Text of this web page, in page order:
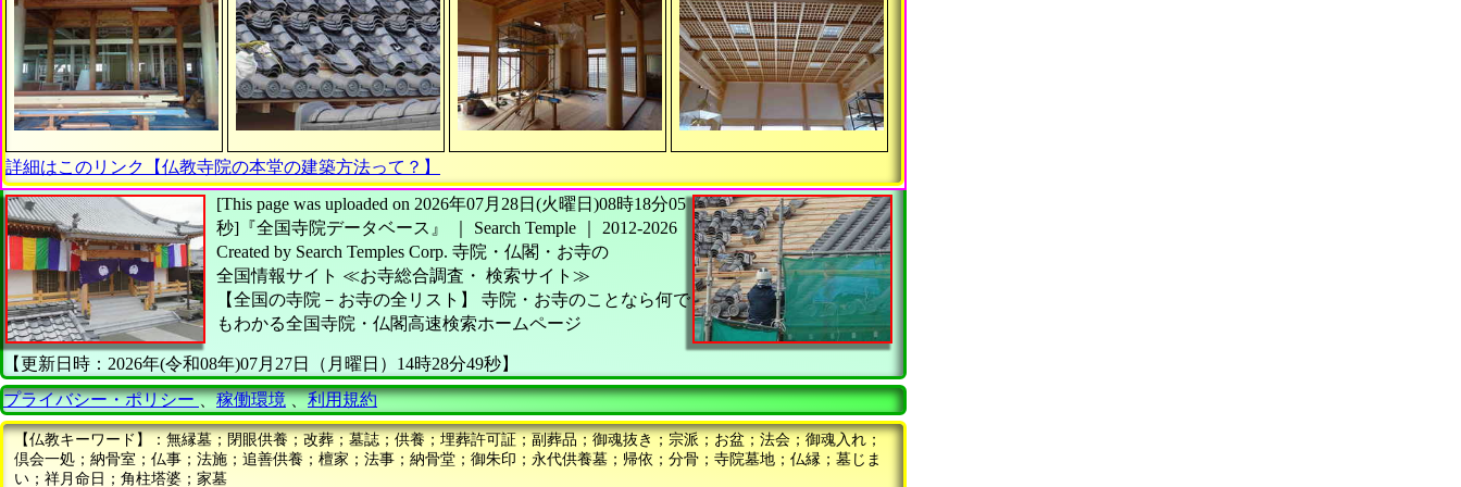
詳細はこのリンク【仏教寺院の本堂の建築方法って？】
[This page was uploaded on 2026年07月28日(火曜日)08時18分05
秒] 『全国寺院データベース』 ｜ Search Temple
2012-2026
Created by Search Temples Corp. 寺院・仏閣・お寺の
全国情報サイト ≪お寺総合調査・ 検索サイト≫
【全国の寺院－お寺の全リスト】
寺院・お寺のことなら何で
もわかる全国寺院・仏閣高速検索ホームページ
【更新日時：2026年(令和08年)07月27日（月曜日）14時28分49秒】
プライバシー・ポリシー、稼働環境、利用規約
【仏教キーワード】：無縁墓；閉眼供養；改葬；墓誌；供養；埋葬許可証；副葬品；御魂抜き；宗派；お盆；法会；御魂入れ；
倶会一処；納骨室；仏事；法施；追善供養；檀家；法事；納骨堂；御朱印；永代供養墓；帰依；分骨；寺院墓地；仏縁；墓じま
い；祥月命日；角柱塔婆；家墓